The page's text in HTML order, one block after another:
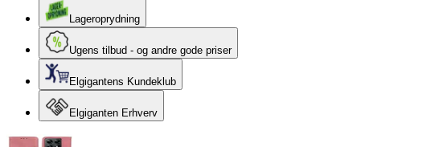
Lageroprydning
Ugens tilbud - og andre gode priser
Elgigantens Kundeklub
Elgiganten Erhverv